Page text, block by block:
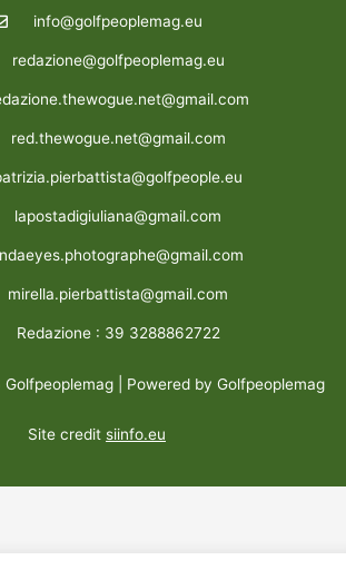
info@golfpeoplemag.eu
redazione@golfpeoplemag.eu
red.thewogue.net@gmail.com
lapostadigiuliana@gmail.com
mirella.pierbattista@gmail.com
Redazione : 39 3288862722
| Powered by Golfpeoplemag
Site credit siinfo.eu